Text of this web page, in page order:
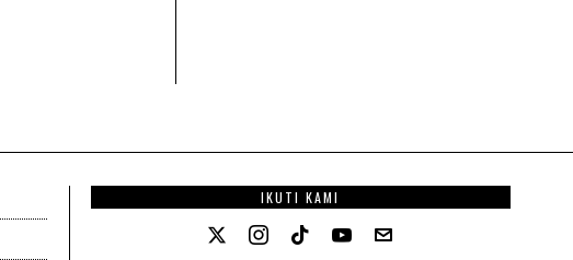
IKUTI KAMI